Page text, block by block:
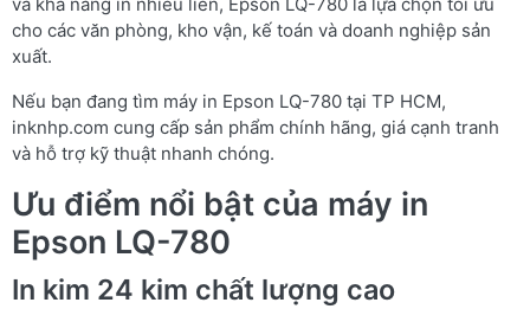
cho các văn phòng, kho vận, kế toán và doanh nghiệp sản
xuất.
Nếu bạn đang tìm máy in Epson LQ-780 tại TP HCM,
inknhp.com cung cấp sản phẩm chính hãng, giá cạnh tranh
và hỗ trợ kỹ thuật nhanh chóng.
Ưu điểm nổi bật của máy in
Epson LQ-780
In kim 24 kim chất lượng cao